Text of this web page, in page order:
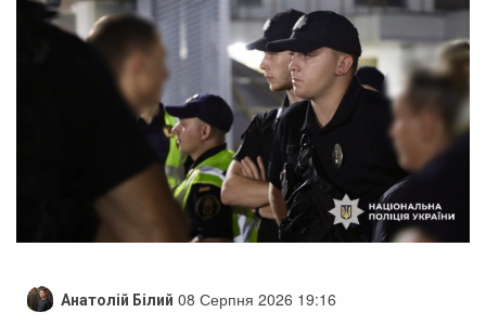
Анатолій Білий 08 Серпня 2026 19:16